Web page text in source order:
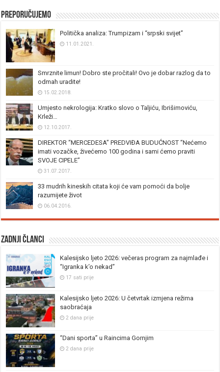
Preporučujemo
Politička analiza: Trumpizam i “srpski svijet”
11.01.2021.
Smrznite limun! Dobro ste pročitali! Ovo je dobar razlog da to
odmah uradite!
15.02.2018.
Umjesto nekrologija: Kratko slovo o Taljiću, Ibrišimoviću,
Krleži…
12.10.2017.
DIREKTOR “MERCEDESA” PREDVIĐA BUDUĆNOST “Nećemo
imati vozačke, živećemo 100 godina i sami ćemo praviti
SVOJE CIPELE”
31.07.2017.
33 mudrih kineskih citata koji će vam pomoći da bolje
razumijete život
06.04.2016.
Zadnji članci
Kalesijsko ljeto 2026: večeras program za najmlađe i
“Igranka k’o nekad”
17 sati prije
Kalesijsko ljeto 2026: U četvrtak izmjena režima
saobraćaja
2 dana prije
“Dani sporta” u Raincima Gornjim
2 dana prije